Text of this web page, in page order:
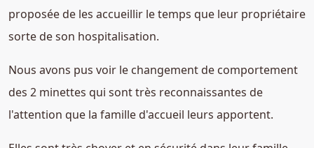
proposée de les accueillir le temps que leur propriétaire
sorte de son hospitalisation.
Nous avons pus voir le changement de comportement
des 2 minettes qui sont très reconnaissantes de
l'attention que la famille d'accueil leurs apportent.